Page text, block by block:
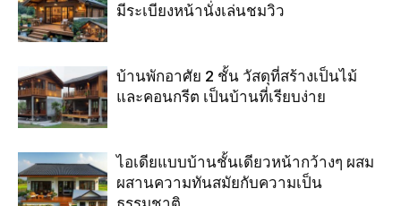
มีระเบียงหน้านั่งเล่นชมวิว
บ้านพักอาศัย 2 ชั้น วัสดุที่สร้างเป็นไม้
และคอนกรีต เป็นบ้านที่เรียบง่าย
ไอเดียแบบบ้านชั้นเดียวหน้ากว้างๆ ผสม
ผสานความทันสมัยกับความเป็น